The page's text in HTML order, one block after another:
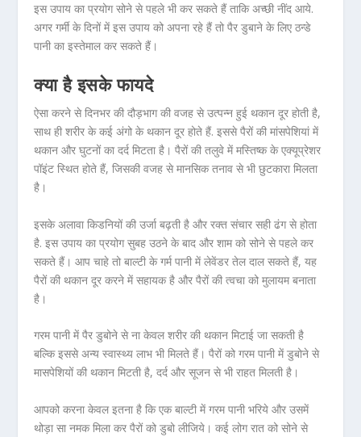
इस उपाय का प्रयोग सोने से पहले भी कर सकते हैं ताकि अच्छी नींद आये.
अगर गर्मी के दिनों में इस उपाय को अपना रहे हैं तो पैर डुबाने के लिए ठन्डे
पानी का इस्तेमाल कर सकते हैं।
क्या है इसके फायदे
ऐसा करने से दिनभर की दौड़भाग की वजह से उत्पन्न हुई थकान दूर होती है,
साथ ही शरीर के कई अंगो के थकान दूर होते हैं. इससे पैरों की मांसपेशियां में
थकान और घुटनों का दर्द मिटता है। पैरों की तलुवे में मस्तिष्क के एक्यूप्रेशर
पॉइंट स्थित होते हैं, जिसकी वजह से मानसिक तनाव से भी छुटकारा मिलता
है।
इसके अलावा किडनियों की उर्जा बढ़ती है और रक्त संचार सही ढंग से होता
है. इस उपाय का प्रयोग सुबह उठने के बाद और शाम को सोने से पहले कर
सकते हैं। आप चाहे तो बाल्टी के गर्म पानी में लेवेंडर तेल दाल सकते हैं, यह
पैरों की थकान दूर करने में सहायक है और पैरों की त्वचा को मुलायम बनाता
है।
गरम पानी में पैर डुबोने से ना केवल शरीर की थकान मिटाई जा सकती है
बल्‍कि इससे अन्‍य स्‍वास्‍थ्‍य लाभ भी मिलते हैं। पैरों को गरम पानी में डुबोने से
मासपेशियों की थकान मिटती है, दर्द और सूजन से भी राहत मिलती है।
आपको करना केवल इतना है कि एक बाल्‍टी में गरम पानी भरिये और उसमें
थोड़ा सा नमक मिला कर पैरों को डुबो लीजिये। कई लोग रात को सोने से